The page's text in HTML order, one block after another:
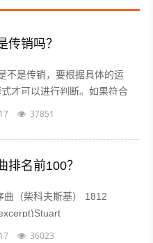
传销吗？
不是传销，要根据具体的运
才可以进行判断。如果符合
例》第二条、第七条所规定的
37851
排名前100？
曲（柴科夫斯基） 1812
Symphony...
36023